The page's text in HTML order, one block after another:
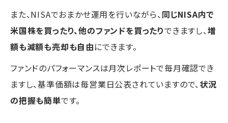
また、NISAでおまかせ運用を行いながら、同じNISA内で
米国株を買ったり、他のファンドを買ったりできますし、増
額も減額も売却も自由にできます。
ファンドのパフォーマンスは月次レポートで毎月確認でき
ますし、基準価額は毎営業日公表されていますので、状況
の把握も簡単です。